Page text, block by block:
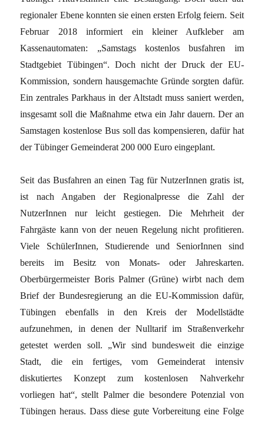
regionaler Ebene konnten sie einen ersten Erfolg feiern. Seit
Februar 2018 informiert ein kleiner Aufkleber am
Kassenautomaten: „Samstags kostenlos busfahren im
Stadtgebiet Tübingen“. Doch nicht der Druck der EU-
Kommission, sondern hausgemachte Gründe sorgten dafür.
Ein zentrales Parkhaus in der Altstadt muss saniert werden,
insgesamt soll die Maßnahme etwa ein Jahr dauern. Der an
Samstagen kostenlose Bus soll das kompensieren, dafür hat
der Tübinger Gemeinderat 200 000 Euro eingeplant.
Seit das Busfahren an einen Tag für NutzerInnen gratis ist,
ist nach Angaben der Regionalpresse die Zahl der
NutzerInnen nur leicht gestiegen. Die Mehrheit der
Fahrgäste kann von der neuen Regelung nicht profitieren.
Viele SchülerInnen, Studierende und SeniorInnen sind
bereits im Besitz von Monats- oder Jahreskarten.
Oberbürgermeister Boris Palmer (Grüne) wirbt nach dem
Brief der Bundesregierung an die EU-Kommission dafür,
Tübingen ebenfalls in den Kreis der Modellstädte
aufzunehmen, in denen der Nulltarif im Straßenverkehr
getestet werden soll. „Wir sind bundesweit die einzige
Stadt, die ein fertiges, vom Gemeinderat intensiv
diskutiertes Konzept zum kostenlosen Nahverkehr
vorliegen hat“, stellt Palmer die besondere Potenzial von
Tübingen heraus. Dass diese gute Vorbereitung eine Folge